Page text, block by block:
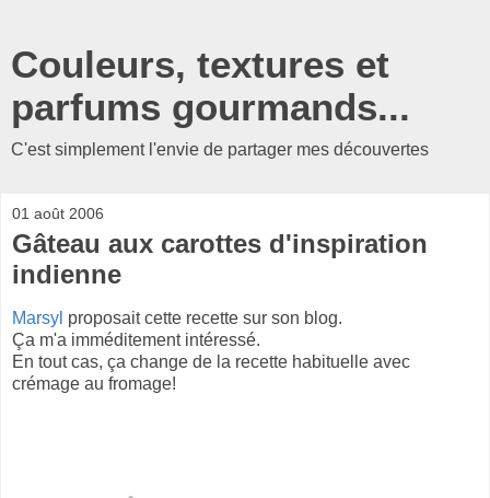
Couleurs, textures et
parfums gourmands...
C'est simplement l'envie de partager mes découvertes
01 août 2006
Gâteau aux carottes d'inspiration
indienne
Marsyl proposait cette recette sur son blog.
Ça m'a imméditement intéressé.
En tout cas, ça change de la recette habituelle avec
crémage au fromage!